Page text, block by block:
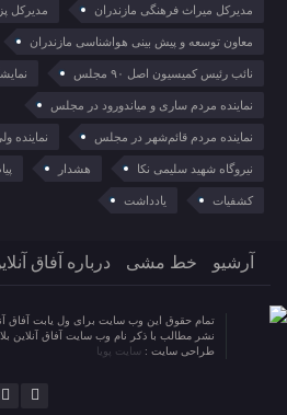
مدیرکل میراث فرهنگی مازندران مدیرکل
معاون توسعه و پیش بینی هواشناسی مازندران
نائب رئیس کمیسیون اصل ۹۰ مجلس
نماینده مردم ساری و میاندورود در مجلس
نماینده مردم قائم‌شهر در مجلس نماینده
نیروگاه شهید سلیمی نکا هشدار
کشفیات یادداشت
آرشیو خط مشی درباره آفاق
تمام حقوق این وب سایت برای ول یابت آفاق
نشر مطالب با ذکر نام وب سایت آفاق آنلاین
طراحی سایت : سایت پویا